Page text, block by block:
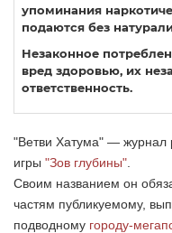
упоминания
подаются без
Незаконное
вред здоровью, их
ответственность.
"Ветви Хатума" — журнал
игры "Зов глубины"
Своим названием он
частям публикуемому,
подводному городу-